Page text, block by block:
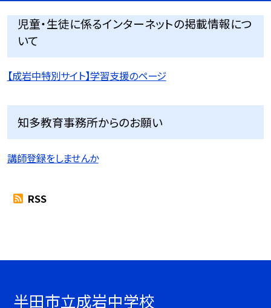
児童・生徒に係るインターネットの掲載情報につ
いて
【成岩中特別サイト】学習支援のページ
知多教育事務所からのお願い
講師登録をしませんか
RSS
半田市立成岩中学校